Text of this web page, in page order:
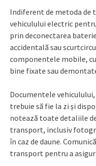
Indiferent de metoda de
vehiculului electric
prin deconectarea
accidentală sau
componentele mobile,
bine fixate sau
Documentele
trebuie să fie la zi și
notează toate detaliile
transport, inclusiv
în caz de daune.
transport pentru a